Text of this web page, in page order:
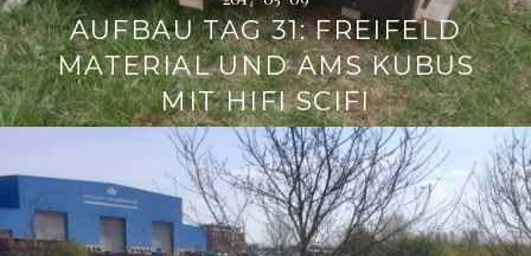
AUFBAU TAG 31: FREIFELD
MATERIAL UND AMS KUBUS
MIT HIFI SCIFI